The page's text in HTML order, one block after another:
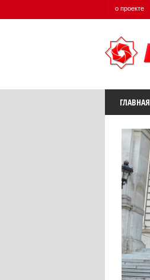
о проекте
ГЛАВНАЯ